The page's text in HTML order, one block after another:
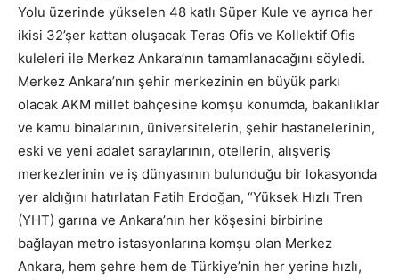
Yolu üzerinde yükselen 48 katlı Süper Kule ve ayrıca her
ikisi 32’şer kattan oluşacak Teras Ofis ve Kollektif Ofis
kuleleri ile Merkez Ankara’nın tamamlanacağını söyledi.
Merkez Ankara’nın şehir merkezinin en büyük parkı
olacak AKM millet bahçesine komşu konumda, bakanlıklar
ve kamu binalarının, üniversitelerin, şehir hastanelerinin,
eski ve yeni adalet saraylarının, otellerin, alışveriş
merkezlerinin ve iş dünyasının bulunduğu bir lokasyonda
yer aldığını hatırlatan Fatih Erdoğan, “Yüksek Hızlı Tren
(YHT) garına ve Ankara’nın her köşesini birbirine
bağlayan metro istasyonlarına komşu olan Merkez
Ankara, hem şehre hem de Türkiye’nin her yerine hızlı,